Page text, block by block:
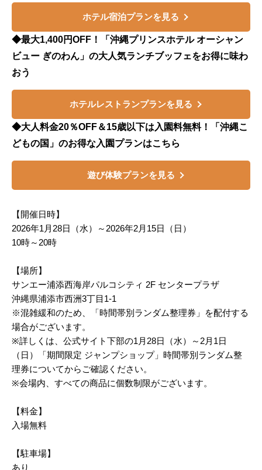
ホテル宿泊プランを見る
◆最大1,400円OFF！「沖縄プリンスホテル オーシャン
ビュー ぎのわん」の大人気ランチブッフェをお得に味わ
おう
ホテルレストランプランを見る
◆大人料金20％OFF＆15歳以下は入園料無料！「沖縄こ
どもの国」のお得な入園プランはこちら
遊び体験プランを見る
【開催日時】
2026年1月28日（水）～2026年2月15日（日）
10時～20時
【場所】
サンエー浦添西海岸パルコシティ 2F センタープラザ
沖縄県浦添市西洲3丁目1-1
※混雑緩和のため、「時間帯別ランダム整理券」を配付する
場合がございます。
※詳しくは、公式サイト下部の1月28日（水）～2月1日
（日）「期間限定 ジャンプショップ」時間帯別ランダム整
理券についてからご確認ください。
※会場内、すべての商品に個数制限がございます。
【料金】
入場無料
【駐車場】
あり